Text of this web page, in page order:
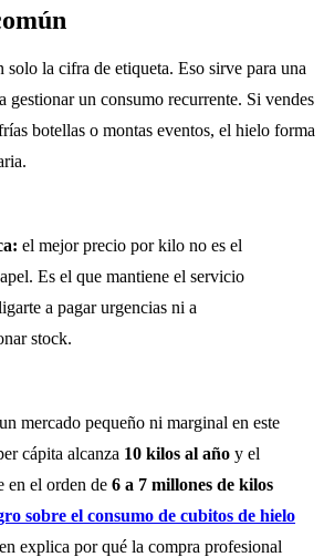
la cifra de etiqueta. Eso sirve para una
gestionar un consumo recurrente. Si vendes
botellas o montas eventos, el hielo forma
el mejor precio por kilo no es el
Es el que mantiene el servicio
a pagar urgencias ni a
stock.
mercado pequeño ni marginal en este
cápita alcanza 10 kilos al año y el
en el orden de 6 a 7 millones de kilos
sobre el consumo de cubitos de hielo
explica por qué la compra profesional